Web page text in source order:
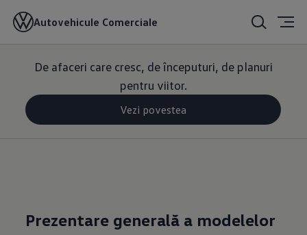
Autovehicule Comerciale
50.000
De afaceri care cresc, de începuturi, de planuri
pentru viitor.
Vezi povestea
Prezentare generală a modelelor